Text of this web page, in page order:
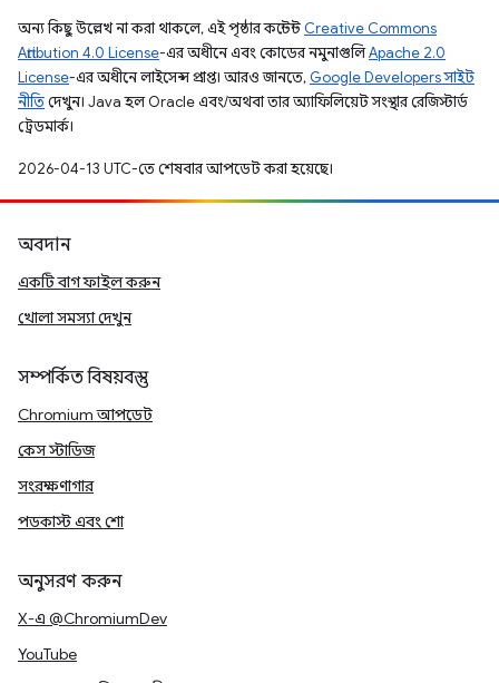
অন্য কিছু উল্লেখ না করা থাকলে, এই পৃষ্ঠার কন্টেন্ট Creative Commons
Attribution 4.0 License-এর অধীনে এবং কোডের নমুনাগুলিApache 2.0
License-এর অধীনে লাইসেন্স প্রাপ্ত। আরও জানতে, Google Developers সাইট
নীতিদেখুন। Java হল Oracle এবং/অথবা তার অ্যাফিলিয়েট সংস্থার রেজিস্টার্ড
ট্রেডমার্ক।
2026-04-13 UTC-তে শেষবার আপডেট করা হয়েছে।
অবদান
একটি বাগ ফাইল করুন
খোলা সমস্যা দেখুন
সম্পর্কিত বিষয়বস্তু
Chromium আপডেট
কেস স্টাডিজ
সংরক্ষণাগার
পডকাস্ট এবং শো
অনুসরণ করুন
X-এ @ChromiumDev
YouTube